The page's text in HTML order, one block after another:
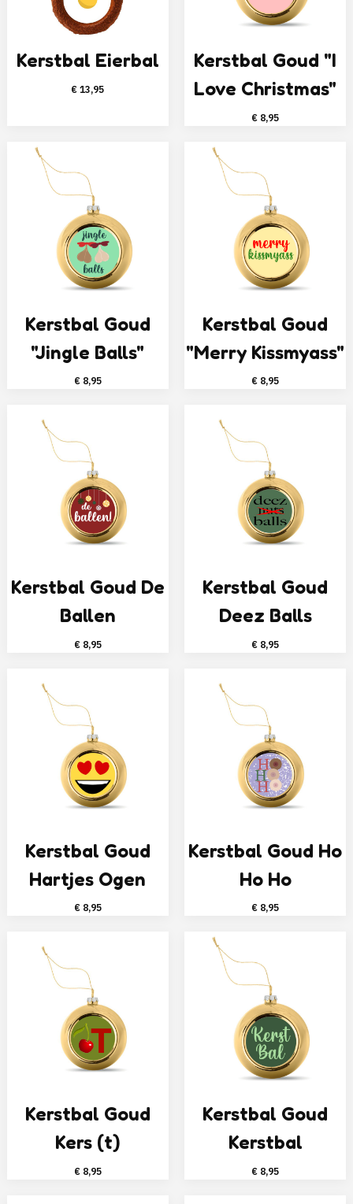
Kerstbal Eierbal
€ 13,95
Kerstbal Goud "I
Love Christmas"
€ 8,95
Kerstbal Goud
"Jingle Balls"
€8,95
Kerstbal Goud
"Merry Kissmyass"
€ 8,95
Kerstbal Goud De
Ballen
€8,95
Kerstbal Goud
Deez Balls
€ 8,95
Kerstbal Goud
Hartjes Ogen
€8,95
Kerstbal Goud Ho
Ho Ho
€ 8,95
Kerstbal Goud
Kers (t)
€8,95
Kerstbal Goud
Kerstbal
€ 8,95